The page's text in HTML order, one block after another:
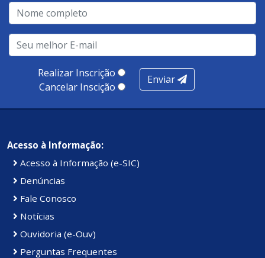
Realizar Inscrição
Cancelar Inscição
Enviar
Acesso à Informação:
Acesso à Informação (e-SIC)
Denúncias
Fale Conosco
Notícias
Ouvidoria (e-Ouv)
Perguntas Frequentes